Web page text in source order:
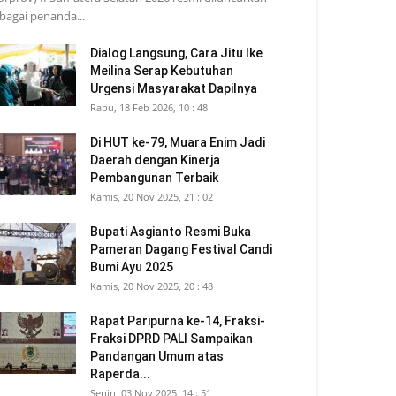
penanda...
Dialog Langsung, Cara Jitu Ike
Meilina Serap Kebutuhan
Urgensi Masyarakat Dapilnya
Rabu, 18 Feb 2026, 10 : 48
Di HUT ke-79, Muara Enim Jadi
Daerah dengan Kinerja
Pembangunan Terbaik
Kamis, 20 Nov 2025, 21 : 02
Bupati Asgianto Resmi Buka
Pameran Dagang Festival Candi
Bumi Ayu 2025
Kamis, 20 Nov 2025, 20 : 48
Rapat Paripurna ke-14, Fraksi-
Fraksi DPRD PALI Sampaikan
Pandangan Umum atas
Raperda...
Senin, 03 Nov 2025, 14 : 51